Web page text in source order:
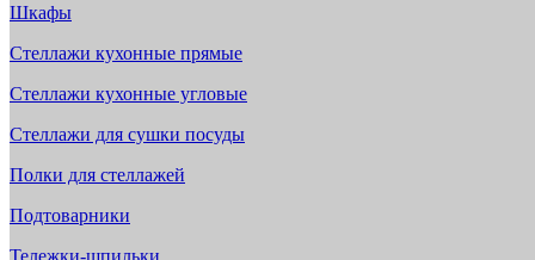
Шкафы
Стеллажи кухонные прямые
Стеллажи кухонные угловые
Стеллажи для сушки посуды
Полки для стеллажей
Подтоварники
Тележки-шпильки